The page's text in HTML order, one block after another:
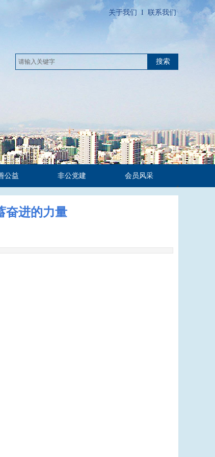
关于我们 I 联系我们
搜索
公益 非公党建 会员风采
奋进的力量